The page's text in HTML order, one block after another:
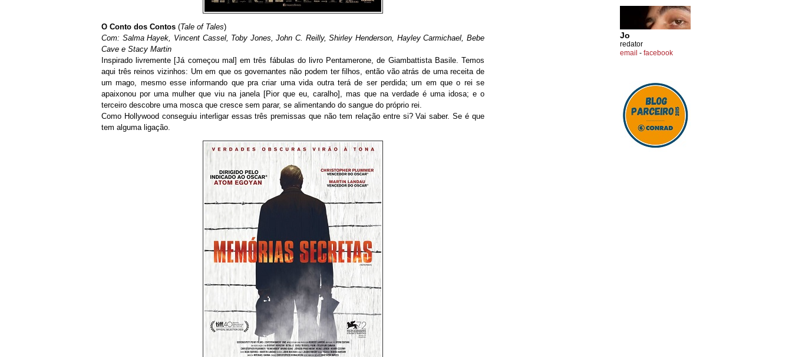
O Conto dos Contos (Tale of Tales)
Com: Salma Hayek, Vincent Cassel, Toby Jones, John C. Reilly, Shirley Henderson, Hayley Carmichael, Bebe
Cave e Stacy Martin
Inspirado livremente [Já começou mal] em três fábulas do livro Pentamerone, de Giambattista Basile. Temos
aqui três reinos vizinhos: Um em que os governantes não podem ter filhos, então vão atrás de uma receita de
um mago, mesmo esse informando que pra criar uma vida outra terá de ser perdida; um em que o rei se
apaixonou por uma mulher que viu na janela [Pior que eu, caralho], mas que na verdade é uma idosa; e o
terceiro descobre uma mosca que cresce sem parar, se alimentando do sangue do próprio rei.
Como Hollywood conseguiu interligar essas três premissas que não tem relação entre si? Vai saber. Se é que
tem alguma ligação.
Jo
redator
email - facebook